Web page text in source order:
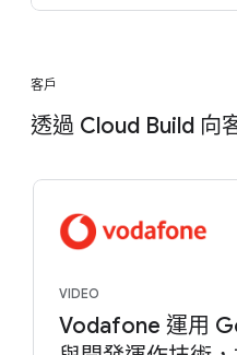
客戶
透過 Cloud Build 向
VIDEO
Vodafone 運用